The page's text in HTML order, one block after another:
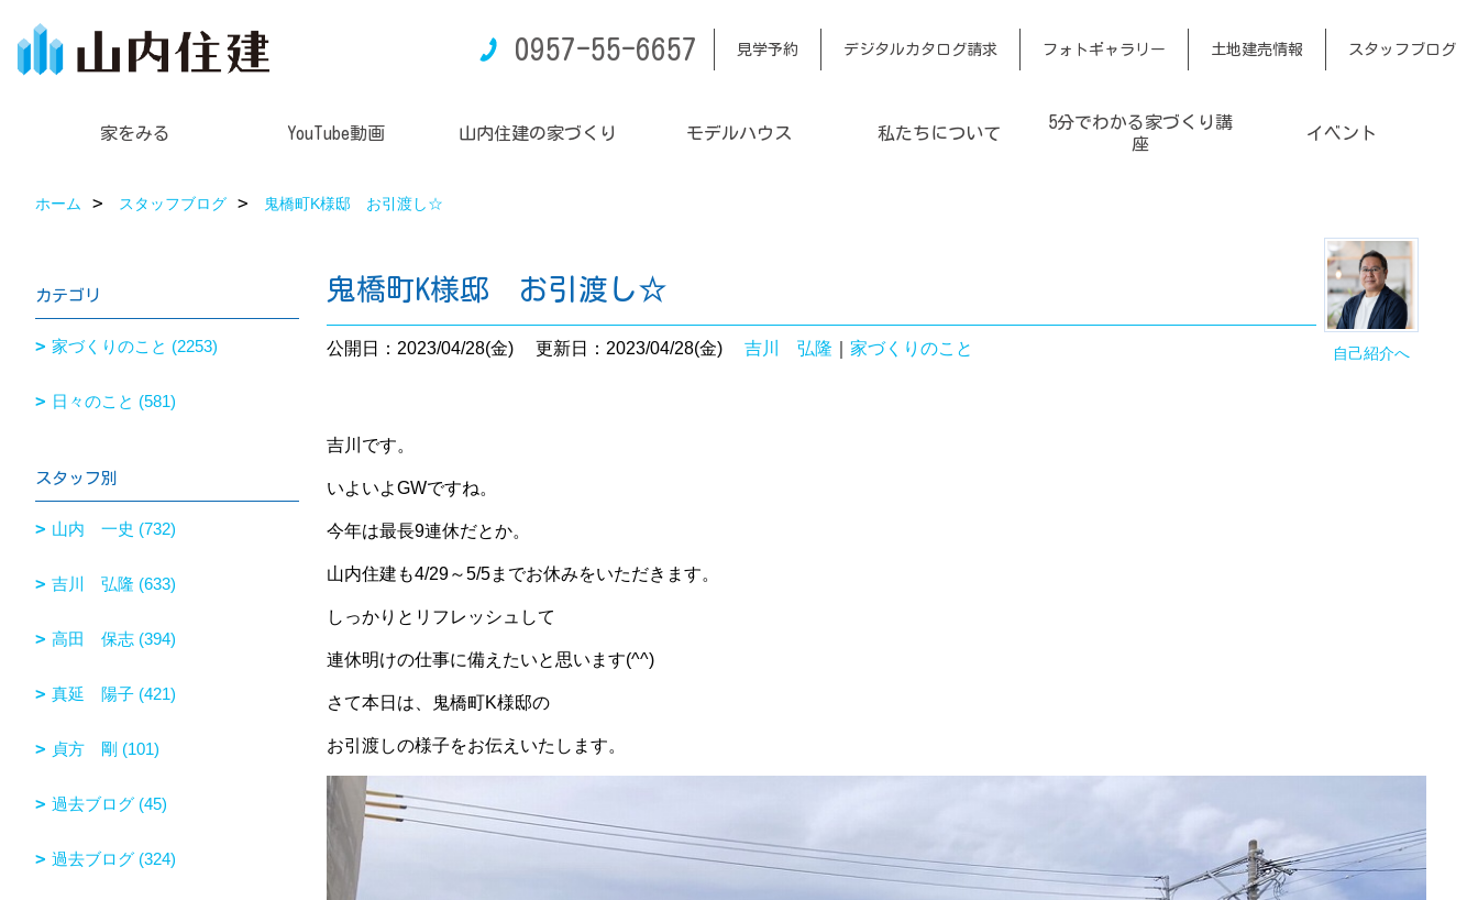
0957-55-6657 見学予約 デジタルカタログ請求 フォトギャラリー 土地建売情報 スタッフブログ
家をみる YouTube動画 山内住建の家づくり モデルハウス 私たちについて
5分でわかる家づくり講
座
イベント
ホーム スタッフブログ 鬼橋町K様邸 お引渡し☆
自己紹介へ
鬼橋町K様邸 お引渡し☆
公開日：2023/04/28(金) 更新日：2023/04/28(金) 吉川 弘隆 家づくりのこと
吉川です。
いよいよGWですね。
今年は最長9連休だとか。
山内住建も4/29～5/5までお休みをいただきます。
しっかりとリフレッシュして
連休明けの仕事に備えたいと思います(^^)
さて本日は、鬼橋町K様邸の
お引渡しの様子をお伝えいたします。
カテゴリ
家づくりのこと (2253)
日々のこと (581)
スタッフ別
山内 一史 (732)
吉川 弘隆 (633)
高田 保志 (394)
真延 陽子 (421)
貞方 剛 (101)
過去ブログ (45)
過去ブログ (324)